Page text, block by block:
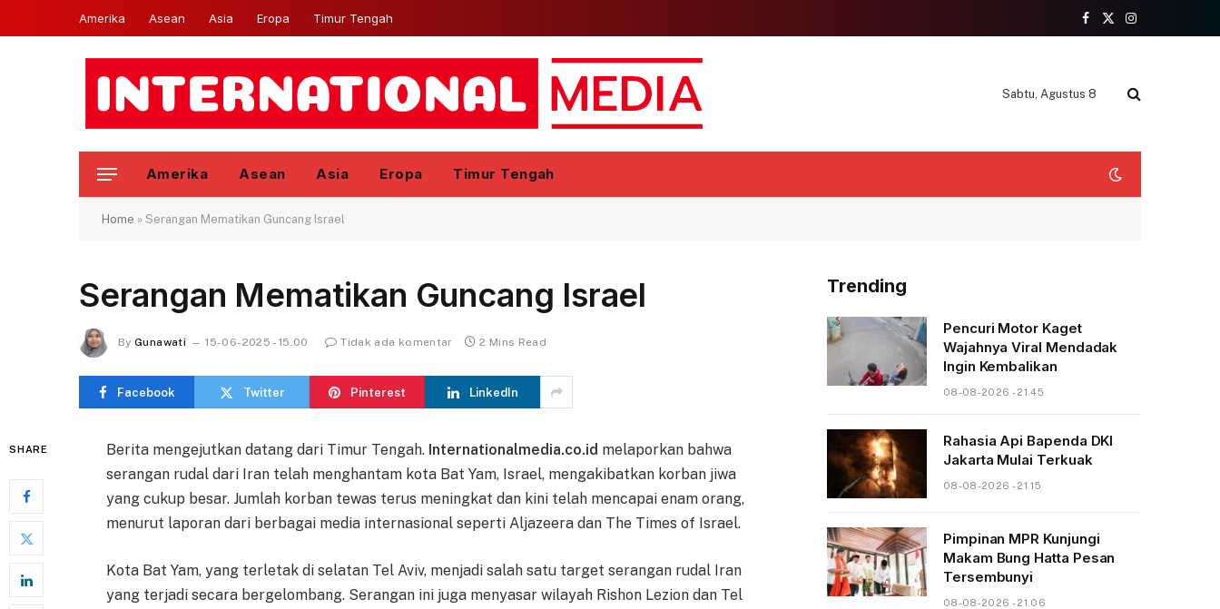
Amerika Asean Asia Eropa Timur Tengah
Facebook
X
Instagram
Sabtu, Agustus 8
Amerika Asean Asia Eropa Timur Tengah
Home » Serangan Mematikan Guncang Israel
Serangan Mematikan Guncang Israel
By Gunawati 15-06-2025 - 15.00 Tidak ada komentar 2 Mins Read
Facebook Twitter Pinterest LinkedIn
SHARE Berita mengejutkan datang dari Timur Tengah. Internationalmedia.co.id melaporkan bahwa
serangan rudal dari Iran telah menghantam kota Bat Yam, Israel, mengakibatkan korban jiwa
yang cukup besar. Jumlah korban tewas terus meningkat dan kini telah mencapai enam orang,
menurut laporan dari berbagai media internasional seperti Aljazeera dan The Times of Israel.
Kota Bat Yam, yang terletak di selatan Tel Aviv, menjadi salah satu target serangan rudal Iran
yang terjadi secara bergelombang. Serangan ini juga menyasar wilayah Rishon Lezion dan Tel
Trending
Pencuri Motor Kaget
Wajahnya Viral Mendadak
Ingin Kembalikan
08-08-2026 - 21.45
Rahasia Api Bapenda DKI
Jakarta Mulai Terkuak
08-08-2026 - 21.15
Pimpinan MPR Kunjungi
Makam Bung Hatta Pesan
Tersembunyi
08-08-2026 - 21.06